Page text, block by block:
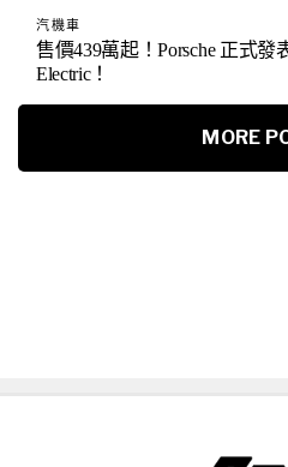
汽機車
售價439萬起！Porsche 正式發
Electric！
MORE